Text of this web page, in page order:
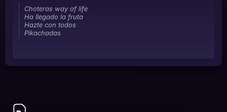
Choteras way of life
Ha llegado la fruta
Hazte con todos
Pikachadas